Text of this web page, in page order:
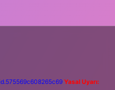
Yasal Uyarı: